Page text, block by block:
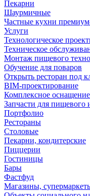
Пекарни
Шаурмичные
Частные кухни
Услуги
Технологическое
Техническое
Монтаж пищевого
Обучение для поваров
Открыть ресторан под
BIM-проектирование
Комплексное
Запчасти для пищевого
Портфолио
Рестораны
Столовые
Пекарни, кондитерские
Пиццерии
Гостиницы
Бары
Фастфуд
Магазины,